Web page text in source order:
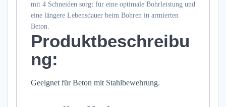
mit 4 Schneiden sorgt für eine optimale Bohrleistung und
eine längere Lebensdauer beim Bohren in armierten
Beton.
Produktbeschreibu
ng:
Geeignet für Beton mit Stahlbewehrung.